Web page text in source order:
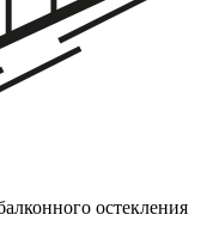
остекления